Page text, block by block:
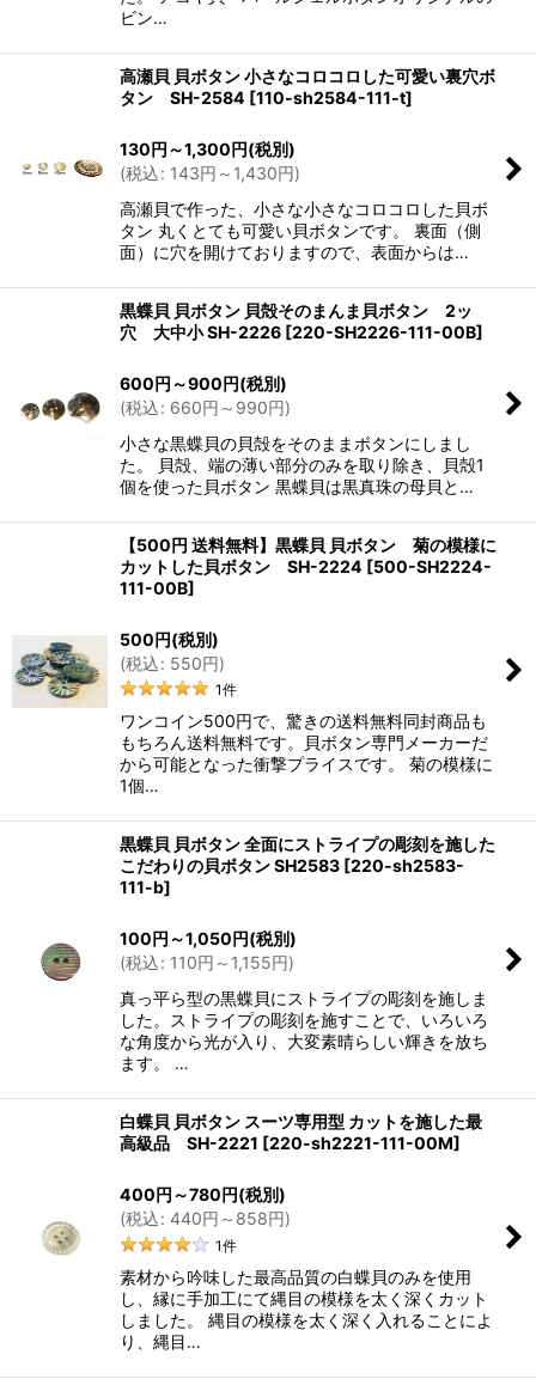
ビン…
高瀬貝 貝ボタン 小さなコロコロした可愛い裏穴ボ
タン SH-2584 [110-sh2584-111-t]
130円 ～1,300円(税別)
(税込: 143円 ～1,430円)
高瀬貝で作った、小さな小さなコロコロした貝ボ
タン 丸くとても可愛い貝ボタンです。 裏面（側
面）に穴を開けておりますので、表面からは…
黒蝶貝 貝ボタン 貝殻そのまんま貝ボタン 2ッ
穴 大中小 SH-2226 [220-SH2226-111-00B]
600円 ～900円(税別)
(税込: 660円 ～990円)
小さな黒蝶貝の貝殻をそのままボタンにしまし
た。 貝殻、端の薄い部分のみを取り除き、貝殻1
個を使った貝ボタン 黒蝶貝は黒真珠の母貝と…
【500円 送料無料】黒蝶貝 貝ボタン 菊の模様に
カットした貝ボタン SH-2224 [500-SH2224-
111-00B]
500円(税別)
(税込: 550円)
1件
ワンコイン500円で、驚きの送料無料同封商品も
もちろん送料無料です。貝ボタン専門メーカーだ
から可能となった衝撃プライスです。 菊の模様に
1個…
黒蝶貝 貝ボタン 全面にストライプの彫刻を施した
こだわりの貝ボタン SH2583 [220-sh2583-
111-b]
100円 ～1,050円(税別)
(税込: 110円 ～1,155円)
真っ平ら型の黒蝶貝にストライプの彫刻を施しま
した。ストライプの彫刻を施すことで、いろいろ
な角度から光が入り、大変素晴らしい輝きを放ち
ます。 …
白蝶貝 貝ボタン スーツ専用型 カットを施した最
高級品 SH-2221 [220-sh2221-111-00M]
400円 ～780円(税別)
(税込: 440円 ～858円)
1件
素材から吟味した最高品質の白蝶貝のみを使用
し、縁に手加工にて縄目の模様を太く深くカット
しました。 縄目の模様を太く深く入れることによ
り、縄目…